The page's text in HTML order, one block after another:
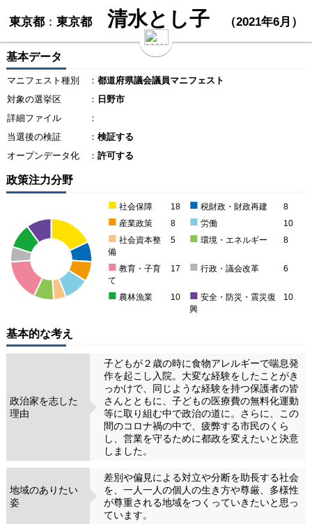
東京都： 東京都 清水とし子 （2021年6月）
基本データ
マニフェスト種別 ： 都道府県議会議員マニフェスト
対象の選挙区
： 日野市
詳細ファイル
：
当選後の検証
： 検証する
オープンデータ化
： 許可する
政策注力分野
■ 社会保障 18 ■ 税財政・財政再建 8
■ 産業政策 8 ■ 労働 10
■ 社会資本整
備
5 ■ 環境・エネルギー 8
■ 教育・子育
て
17 ■ 行政・議会改革 6
■ 農林漁業 10 ■ 安全・防災・震災復
興
10
基本的な考え
政治家を志した
理由
子どもが２歳の時に食物アレルギーで喘息発
作を起こし入院。大変な経験をしたことがき
っかけで、同じような経験を持つ保護者の皆
さんとともに、子どもの医療費の無料化運動
等に取り組む中で政治の道に。さらに、この
間のコロナ禍の中で、疲弊する市民のくら
し、営業を守るために都政を変えたいと決意
しました。
地域のありたい
姿
差別や偏見による対立や分断を助長する社会
を、一人一人の個人の生き方や尊厳、多様性
が尊重される地域をつくっていきたいと思っ
ています。